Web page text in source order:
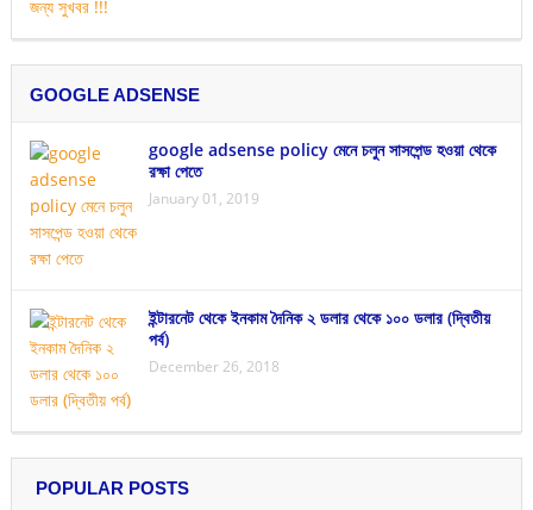
GOOGLE ADSENSE
google adsense policy মেনে চলুন সাসপেন্ড হওয়া থেকে
রক্ষা পেতে
January 01, 2019
ইন্টারনেট থেকে ইনকাম দৈনিক ২ ডলার থেকে ১০০ ডলার (দ্বিতীয়
পর্ব)
December 26, 2018
POPULAR POSTS